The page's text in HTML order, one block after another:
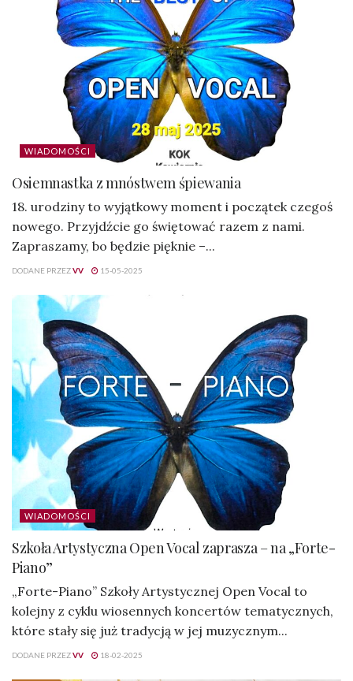
WIADOMOŚCI
Osiemnastka z mnóstwem śpiewania
18. urodziny to wyjątkowy moment i początek czegoś
nowego. Przyjdźcie go świętować razem z nami.
Zapraszamy, bo będzie pięknie –...
DODANE PRZEZVV 15-05-2025
WIADOMOŚCI
Szkoła Artystyczna Open Vocal zaprasza – na „Forte-
Piano”
„Forte-Piano” Szkoły Artystycznej Open Vocal to
kolejny z cyklu wiosennych koncertów tematycznych,
które stały się już tradycją w jej muzycznym...
DODANE PRZEZVV 18-02-2025